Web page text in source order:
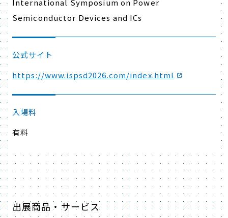
International Symposium on Power
Semiconductor Devices and ICs
公式サイト
https://www.ispsd2026.com/index.html
入場料
有料
出展商品・サービス